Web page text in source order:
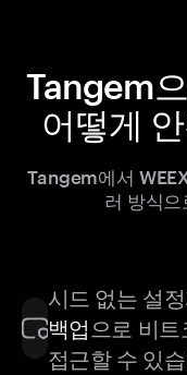
Tangem
어떻게
Tangem에서
러 방식
시드 없는 설
백업 으로 비
접근할 수 있